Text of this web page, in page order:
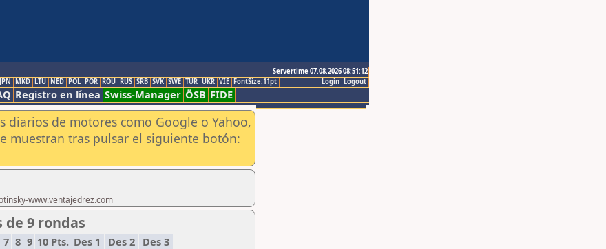
Servertime 07.08.2026 08:51:12
Logout
Login
JPN MKD LTU NED POL POR ROU RUS SRB SVK SWE TUR UKR VIE FontSize:11pt
Registro en línea Swiss-Manager ÖSB FIDE
diarios de motores como Google o Yahoo,
muestran tras pulsar el siguiente botón:
www.ventajedrez.com
9 rondas
7 8 9 10 Pts. Des 1 Des 2 Des 3